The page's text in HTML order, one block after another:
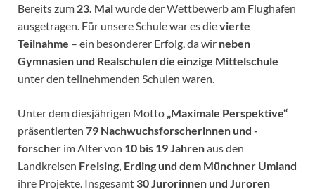
Bereits zum 23. Malwurde der Wettbewerb am Flughafen
ausgetragen. Für unsere Schule war es dievierte
Teilnahme – ein besonderer Erfolg, da wir neben
Gymnasien und Realschulen die einzige Mittelschule
unter den teilnehmenden Schulen waren.
Unter dem diesjährigen Motto „Maximale Perspektive“
präsentierten 79 Nachwuchsforscherinnen und -
forscher im Alter von 10 bis 19 Jahrenaus den
Landkreisen Freising, Erding und dem Münchner Umland
ihre Projekte. Insgesamt 30 Jurorinnen und Juroren